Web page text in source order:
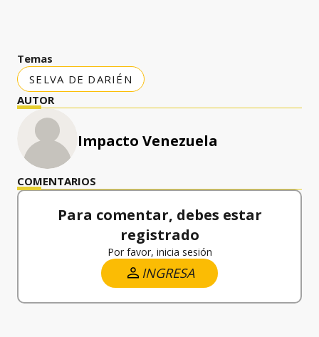
Temas
SELVA DE DARIÉN
AUTOR
Impacto Venezuela
COMENTARIOS
Para comentar, debes estar
registrado
Por favor, inicia sesión
INGRESA